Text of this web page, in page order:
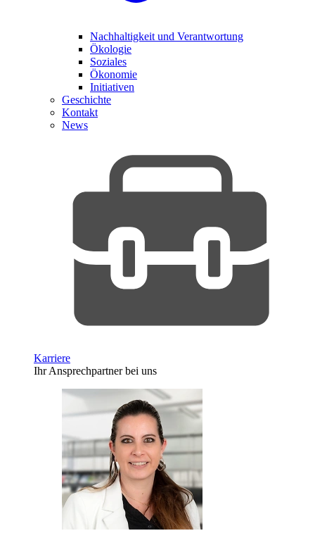
Nachhaltigkeit und Verantwortung
Ökologie
Soziales
Ökonomie
Initiativen
Geschichte
Kontakt
News
Karriere
Ihr Ansprechpartner bei uns